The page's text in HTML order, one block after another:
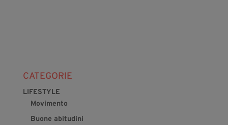
CATEGORIE
LIFESTYLE
Movimento
Buone abitudini